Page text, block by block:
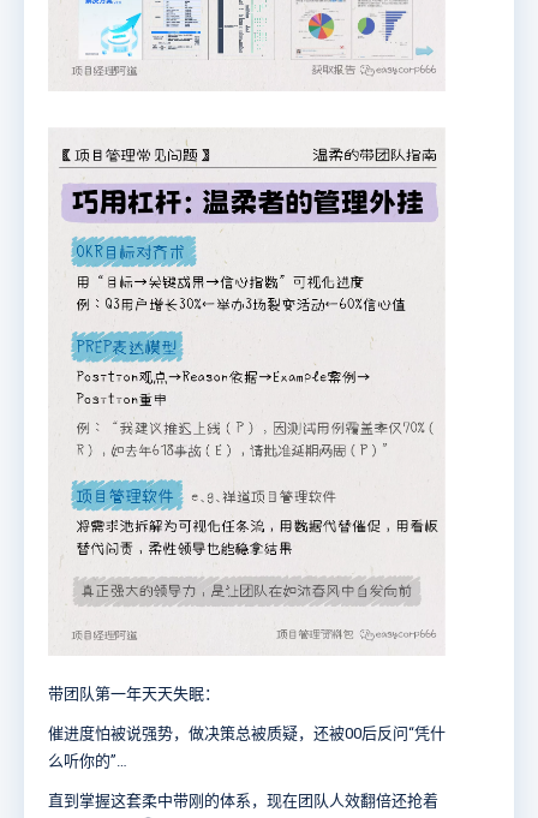
带团队第一年天天失眠：
催进度怕被说强势，做决策总被质疑，还被00后反问“凭什
么听你的”…
直到掌握这套柔中带刚的体系，现在团队人效翻倍还抢着